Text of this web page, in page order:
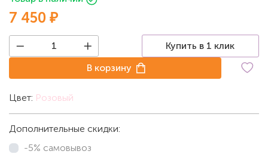
7 450 ₽
Купить в 1 клик
В корзину
Цвет: Розовый
Дополнительные скидки:
-5% самовывоз